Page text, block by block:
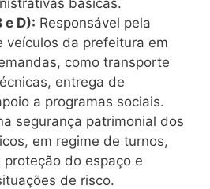
e D): Responsável pela
veículos da prefeitura em
como transporte
entrega de
a programas sociais.
segurança patrimonial dos
em regime de turnos,
proteção do espaço e
de risco.